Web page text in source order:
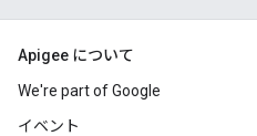
Apigee について
We're part of Google
イベント